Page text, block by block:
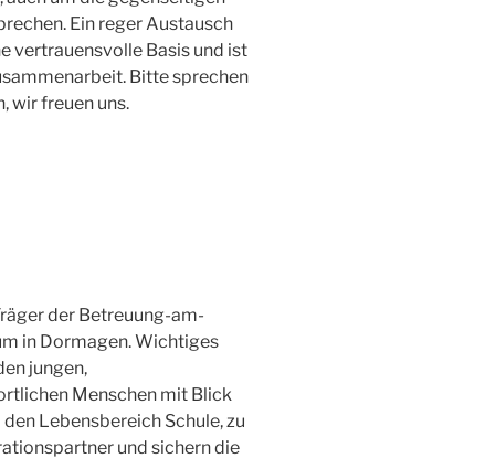
Ein reger Austausch
vertrauensvolle Basis und ist
Bitte sprechen
wir freuen uns.
der Betreuung-am-
in Dormagen. Wichtiges
jungen,
Menschen mit Blick
Lebensbereich Schule, zu
und sichern die